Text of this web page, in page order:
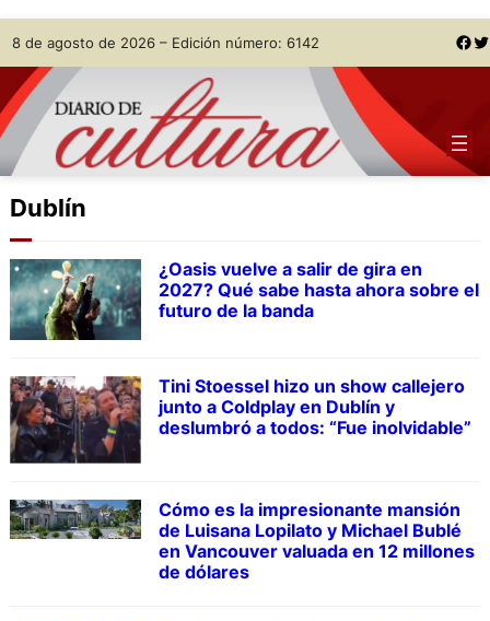
Skip
to
content
8 de agosto de 2026 – Edición número: 6142 Facebook Twitter
Dublín
¿Oasis vuelve a salir de gira en
2027? Qué sabe hasta ahora sobre el
futuro de la banda
Tini Stoessel hizo un show callejero
junto a Coldplay en Dublín y
deslumbró a todos: “Fue inolvidable”
Cómo es la impresionante mansión
de Luisana Lopilato y Michael Bublé
en Vancouver valuada en 12 millones
de dólares